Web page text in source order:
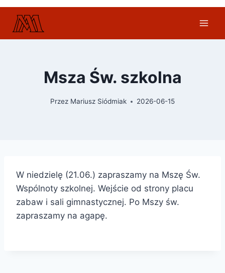
Msza Św. szkolna
Przez Mariusz Siódmiak 2026-06-15
W niedzielę (21.06.) zapraszamy na Mszę Św.
Wspólnoty szkolnej. Wejście od strony placu
zabaw i sali gimnastycznej. Po Mszy św.
zapraszamy na agapę.